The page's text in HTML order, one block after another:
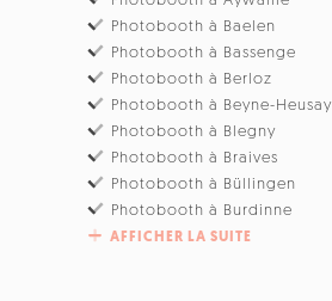
Photobooth à Baelen
Photobooth à Bassenge
Photobooth à Berloz
Photobooth à Beyne-Heusay
Photobooth à Blegny
Photobooth à Braives
Photobooth à Büllingen
Photobooth à Burdinne
AFFICHER LA SUITE